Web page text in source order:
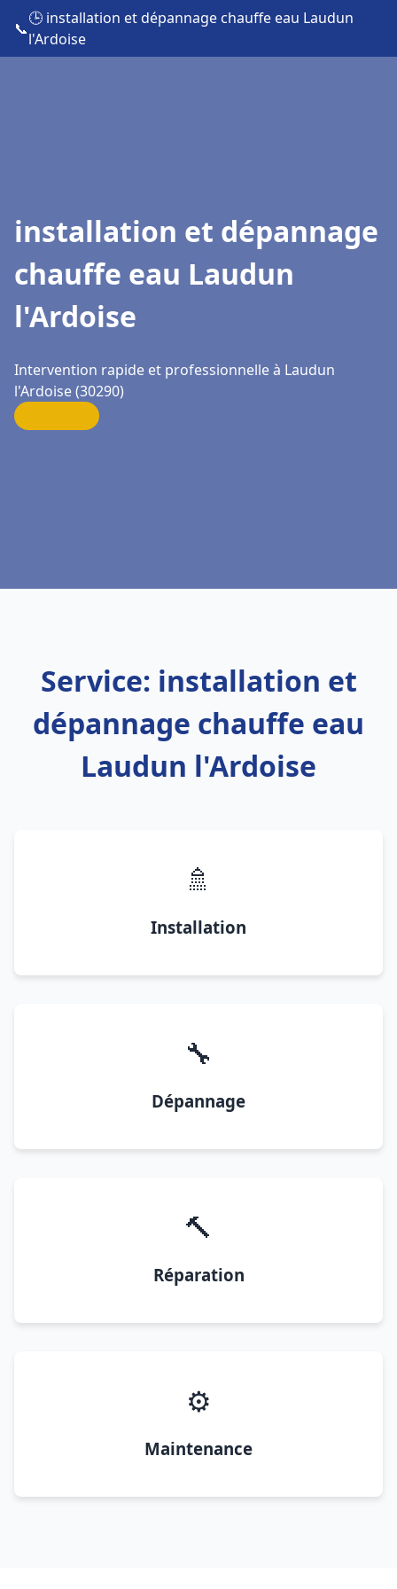
📞
🕒 installation et dépannage chauffe eau Laudun
l'Ardoise
installation et dépannage
chauffe eau Laudun
l'Ardoise
Intervention rapide et professionnelle à Laudun
l'Ardoise (30290)
Service: installation et
dépannage chauffe eau
Laudun l'Ardoise
🚿
Installation
🔧
Dépannage
🔨
Réparation
⚙️
Maintenance